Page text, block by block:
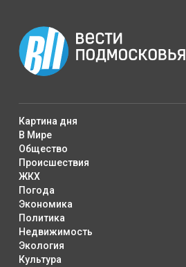
Картина дня
В Мире
Общество
Происшествия
ЖКХ
Погода
Экономика
Политика
Недвижимость
Экология
Культура